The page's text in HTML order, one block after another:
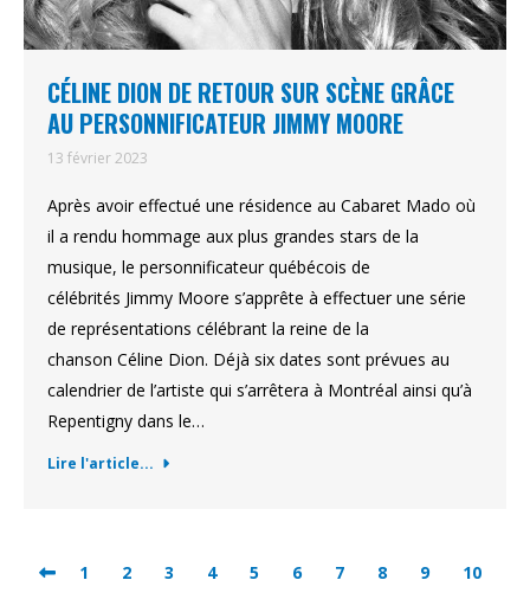
CÉLINE DION DE RETOUR SUR SCÈNE GRÂCE
AU PERSONNIFICATEUR JIMMY MOORE
13 février 2023
Après avoir effectué une résidence au Cabaret Mado où
il a rendu hommage aux plus grandes stars de la
musique, le personnificateur québécois de
célébrités Jimmy Moore s’apprête à effectuer une série
de représentations célébrant la reine de la
chanson Céline Dion. Déjà six dates sont prévues au
calendrier de l’artiste qui s’arrêtera à Montréal ainsi qu’à
Repentigny dans le…
Lire l'article...
1 2 3 4 5 6 7 8 9
10